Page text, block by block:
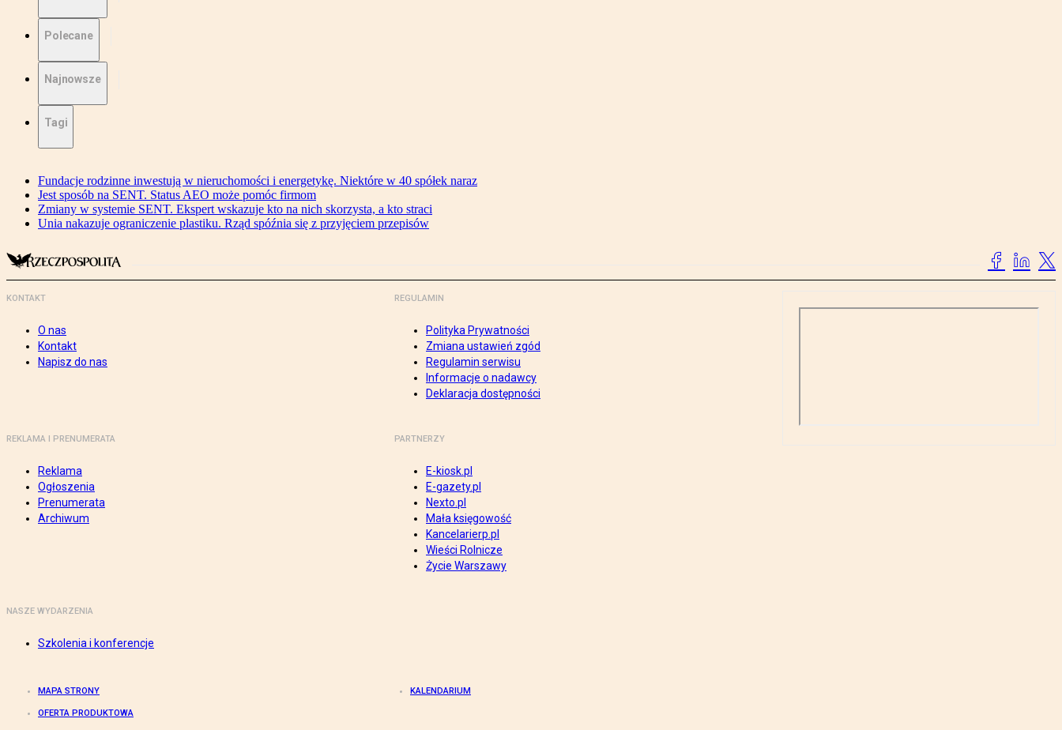
Polecane
Najnowsze
Tagi
Fundacje rodzinne inwestują w nieruchomości i energetykę. Niektóre w 40 spółek naraz
Jest sposób na SENT. Status AEO może pomóc firmom
Zmiany w systemie SENT. Ekspert wskazuje kto na nich skorzysta, a kto straci
Unia nakazuje ograniczenie plastiku. Rząd spóźnia się z przyjęciem przepisów
KONTAKT
O nas
Kontakt
Napisz do nas
REGULAMIN
Polityka Prywatności
Zmiana ustawień zgód
Regulamin serwisu
Informacje o nadawcy
Deklaracja dostępności
REKLAMA I PRENUMERATA
Reklama
Ogłoszenia
Prenumerata
Archiwum
PARTNERZY
E-kiosk.pl
E-gazety.pl
Nexto.pl
Mała księgowość
Kancelarierp.pl
Wieści Rolnicze
Życie Warszawy
NASZE WYDARZENIA
Szkolenia i konferencje
MAPA STRONY KALENDARIUM
OFERTA PRODUKTOWA